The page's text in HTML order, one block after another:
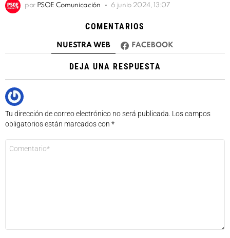
por PSOE Comunicación 6 junio 2024, 13:07
COMENTARIOS
NUESTRA WEB FACEBOOK
DEJA UNA RESPUESTA
Tu dirección de correo electrónico no será publicada. Los campos
obligatorios están marcados con *